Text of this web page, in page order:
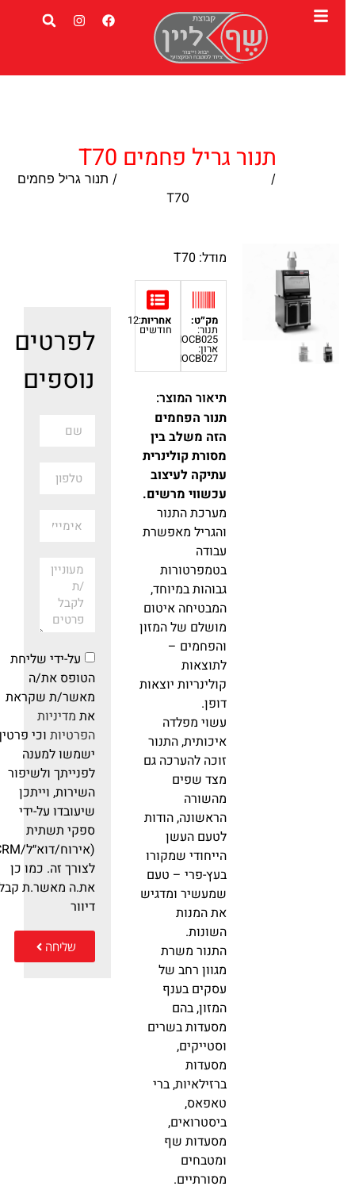
תנור גריל פחמים T70
תנור תעשייתי לבישול ואפיה
/ תנור גריל פחמים
T70
מודל: T70
מק״ט:
תנור:
IOCB025
ארון:
IOCB027
אחריות:12
חודשים
תיאור המוצר:
תנור הפחמים
הזה משלב בין
מסורת קולינרית
עתיקה לעיצוב
עכשווי מרשים.
מערכת התנור
והגריל מאפשרת
עבודה
בטמפרטורות
גבוהות במיוחד,
המבטיחה איטום
מושלם של המזון
והפחמים –
לתוצאות
קולינריות יוצאות
דופן.
עשוי מפלדה
איכותית, התנור
זוכה להערכה גם
מצד שפים
מהשורה
הראשונה, הודות
לטעם העשן
הייחודי שמקורו
בעץ-פרי – טעם
שמעשיר ומדגיש
את המנות
השונות.
התנור משרת
מגוון רחב של
עסקים בענף
המזון, בהם
מסעדות בשרים
וסטייקים,
מסעדות
ברזילאיות, ברי
טאפאס,
ביסטרואים,
מסעדות שף
ומטבחים
מסורתיים.
לפרטים
נוספים
על-ידי שליחת
הטופס את/ה
מאשר/ת שקראת
אתמדיניות
הפרטיותוכי פרטיך
ישמשו למענה
לפנייתך ולשיפור
השירות, וייתכן
שיעובדו על-ידי
ספקי תשתית
(אירוח/דוא״ל/CRM)
לצורך זה. כמו כן
את.ה מאשר.ת קבלת
דיוור
שליחה